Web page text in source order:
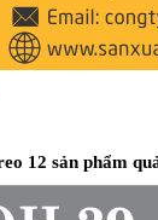
12 sản phẩm